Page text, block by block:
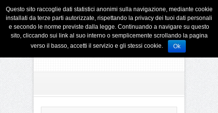
Questo sito raccoglie dati statistici anonimi sulla navigazione, mediante cookie
installati da terze parti autorizzate, rispettando la privacy dei tuoi dati personali
e secondo le norme previste dalla legge. Continuando a navigare su questo
sito, cliccando sui link al suo interno o semplicemente scrollando la pagina
verso il basso, accetti il servizio e gli stessi cookie.
Ok